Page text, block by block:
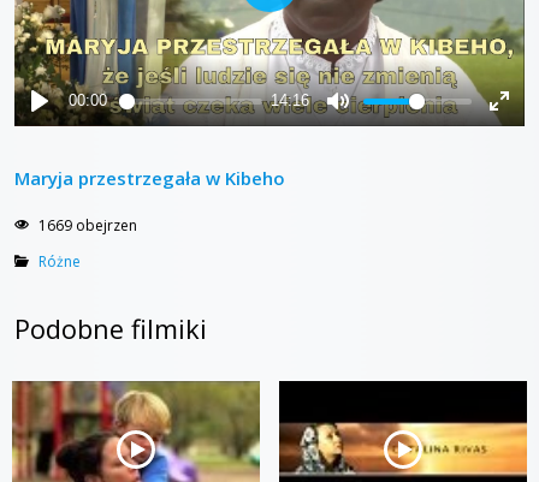
Maryja przestrzegała w Kibeho
1669 obejrzen
Różne
Podobne filmiki